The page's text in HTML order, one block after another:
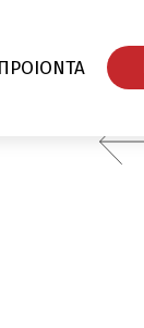
ΠΡΟΙΟΝΤΑ